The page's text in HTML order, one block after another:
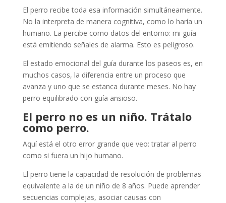
El perro recibe toda esa información simultáneamente.
No la interpreta de manera cognitiva, como lo haría un
humano. La percibe como datos del entorno: mi guía
está emitiendo señales de alarma. Esto es peligroso.
El estado emocional del guía durante los paseos es, en
muchos casos, la diferencia entre un proceso que
avanza y uno que se estanca durante meses. No hay
perro equilibrado con guía ansioso.
El perro no es un niño. Trátalo
como perro.
Aquí está el otro error grande que veo: tratar al perro
como si fuera un hijo humano.
El perro tiene la capacidad de resolución de problemas
equivalente a la de un niño de 8 años. Puede aprender
secuencias complejas, asociar causas con